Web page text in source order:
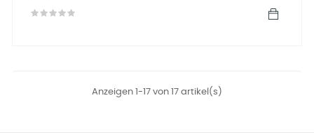
Anzeigen 1-17 von 17 artikel(s)